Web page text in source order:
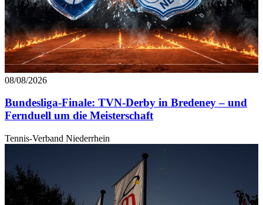
08/08/2026
Bundesliga-Finale: TVN-Derby in Bredeney – und
Fernduell um die Meisterschaft
Tennis-Verband Niederrhein